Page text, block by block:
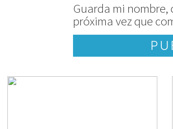
Guarda mi nombre,
próxima vez que